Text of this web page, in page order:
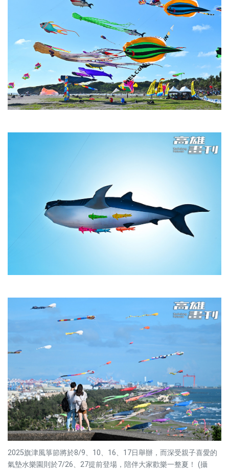
2025旗津風箏節將於8/9、10、16、17日舉辦，而深受親子喜愛的
氣墊水樂園則於7/26、27提前登場，陪伴大家歡樂一整夏！ (攝